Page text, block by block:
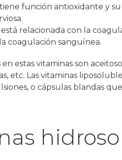
tiene función antioxidante y
está relacionada con la
coagulación sanguínea.
estas vitaminas son
etc. Las vitaminas
o cápsulas blandas